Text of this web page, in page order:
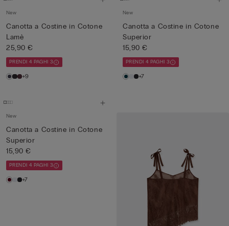
New
Canotta a Costine in Cotone
Lamè
25,90 €
PRENDI 4 PAGHI 3
+9
New
Canotta a Costine in Cotone
Superior
15,90 €
PRENDI 4 PAGHI 3
+7
New
Canotta a Costine in Cotone
Superior
15,90 €
PRENDI 4 PAGHI 3
+7